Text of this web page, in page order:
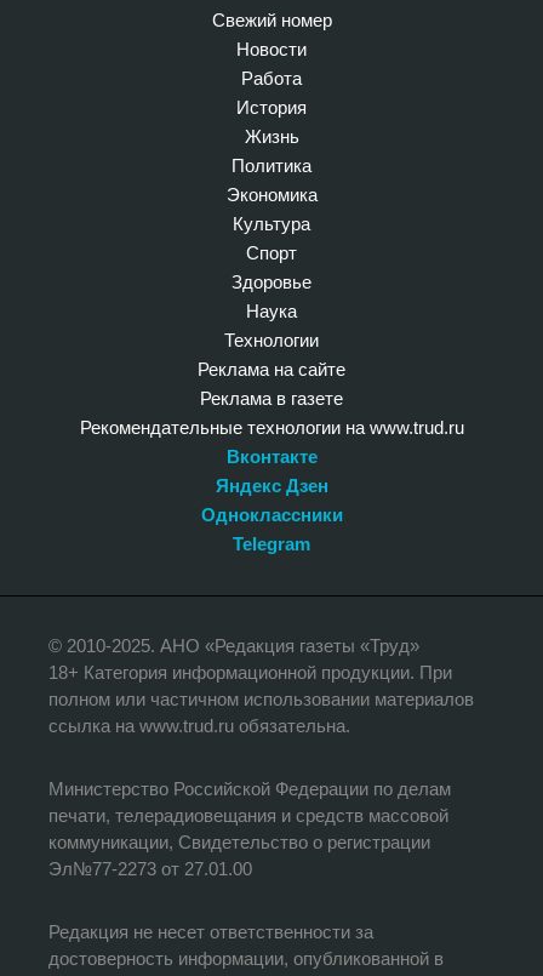
Свежий номер
Новости
Работа
История
Жизнь
Политика
Экономика
Культура
Спорт
Здоровье
Наука
Технологии
Реклама на сайте
Реклама в газете
Рекомендательные технологии на www.trud.ru
Вконтакте
Яндекс Дзен
Одноклассники
Telegram
© 2010-2025. АНО «Редакция газеты «Труд»
18+ Категория информационной продукции. При
полном или частичном использовании материалов
ссылка на www.trud.ru обязательна.
Министерство Российской Федерации по делам
печати, телерадиовещания и средств массовой
коммуникации, Свидетельство о регистрации
Эл№77-2273 от 27.01.00
Редакция не несет ответственности за
достоверность информации, опубликованной в